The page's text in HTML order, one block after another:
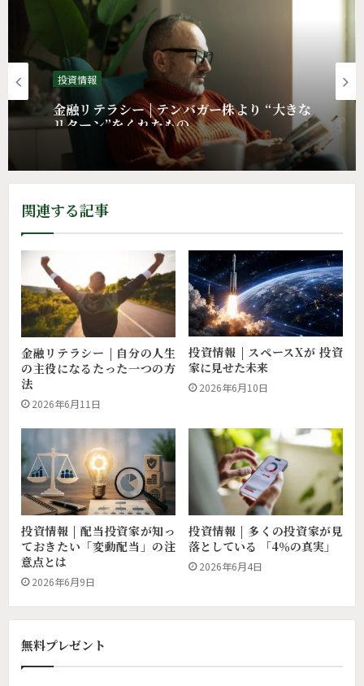
投資情報
金融リテラシー | テンバガー株より “大きな
リターン”をくれたもの
関連する記事
金融リテラシー | 自分の人生
の主役になるたった一つの方
法
2026年6月11日
投資情報 | スペースXが 投資
家に見せた未来
2026年6月10日
投資情報 | 配当投資家が知っ
ておきたい「変動配当」の注
意点とは
2026年6月9日
投資情報 | 多くの投資家が見
落としている 「4％の真実」
2026年6月4日
無料プレゼント